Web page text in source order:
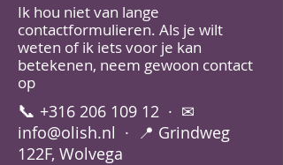
Ik hou niet van lange
contactformulieren. Als je wilt
weten of ik iets voor je kan
betekenen, neem gewoon contact
op
📞 +316 206 109 12 · ✉
info@olish.nl · 📍 Grindweg
122F, Wolvega